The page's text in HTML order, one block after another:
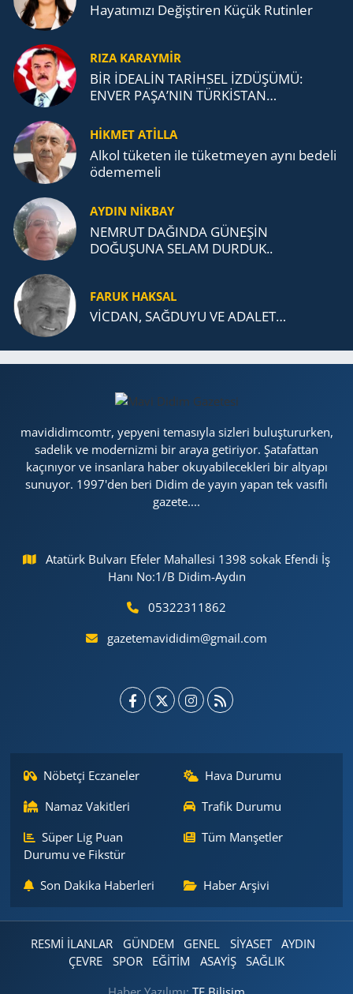
Ha­ya­tı­mı­zı De­ğiş­ti­ren Küçük Ru­tin­ler
RIZA KARAYMIR
BİR İDEALİN TARİHSEL İZDÜŞÜMÜ:
ENVER PAŞA’NIN TÜRKİSTAN
TEŞKİLATI’NA UZANAN MİRASI
HİKMET ATİLLA
Alkol tü­ke­ten ile tü­ket­me­yen aynı be­de­li
öde­me­me­li
AYDIN NİKBAY
NEMRUT DAĞINDA GÜNEŞİN
DOĞUŞUNA SELAM DURDUK..
FARUK HAKSAL
VİCDAN, SAĞ­DU­YU VE ADA­LET…
mavididimcomtr, yepyeni temasıyla sizleri buluştururken,
sadelik ve modernizmi bir araya getiriyor. Şatafattan
kaçınıyor ve insanlara haber okuyabilecekleri bir altyapı
sunuyor. 1997'den beri Didim de yayın yapan tek vasıflı
gazete....
Atatürk Bulvarı Efeler Mahallesi 1398 sokak Efendi İş
Hanı No:1/B Didim-Aydın
05322311862
gazetemavididim@gmail.com
Nöbetçi Eczaneler
Hava Durumu
Namaz Vakitleri
Trafik Durumu
Süper Lig Puan
Durumu ve Fikstür
Tüm Manşetler
Son Dakika Haberleri Haber Arşivi
RESMİ İLANLAR GÜNDEM GENEL SİYASET
AYDIN
ÇEVRE
SPOR EĞİTİM ASAYİŞ
SAĞLIK